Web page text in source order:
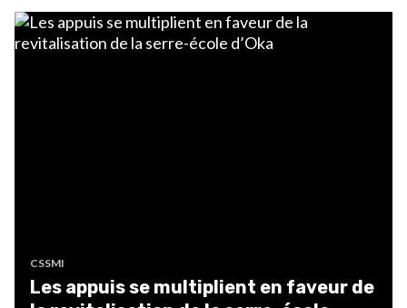
CSSMI
Les appuis se multiplient en faveur de